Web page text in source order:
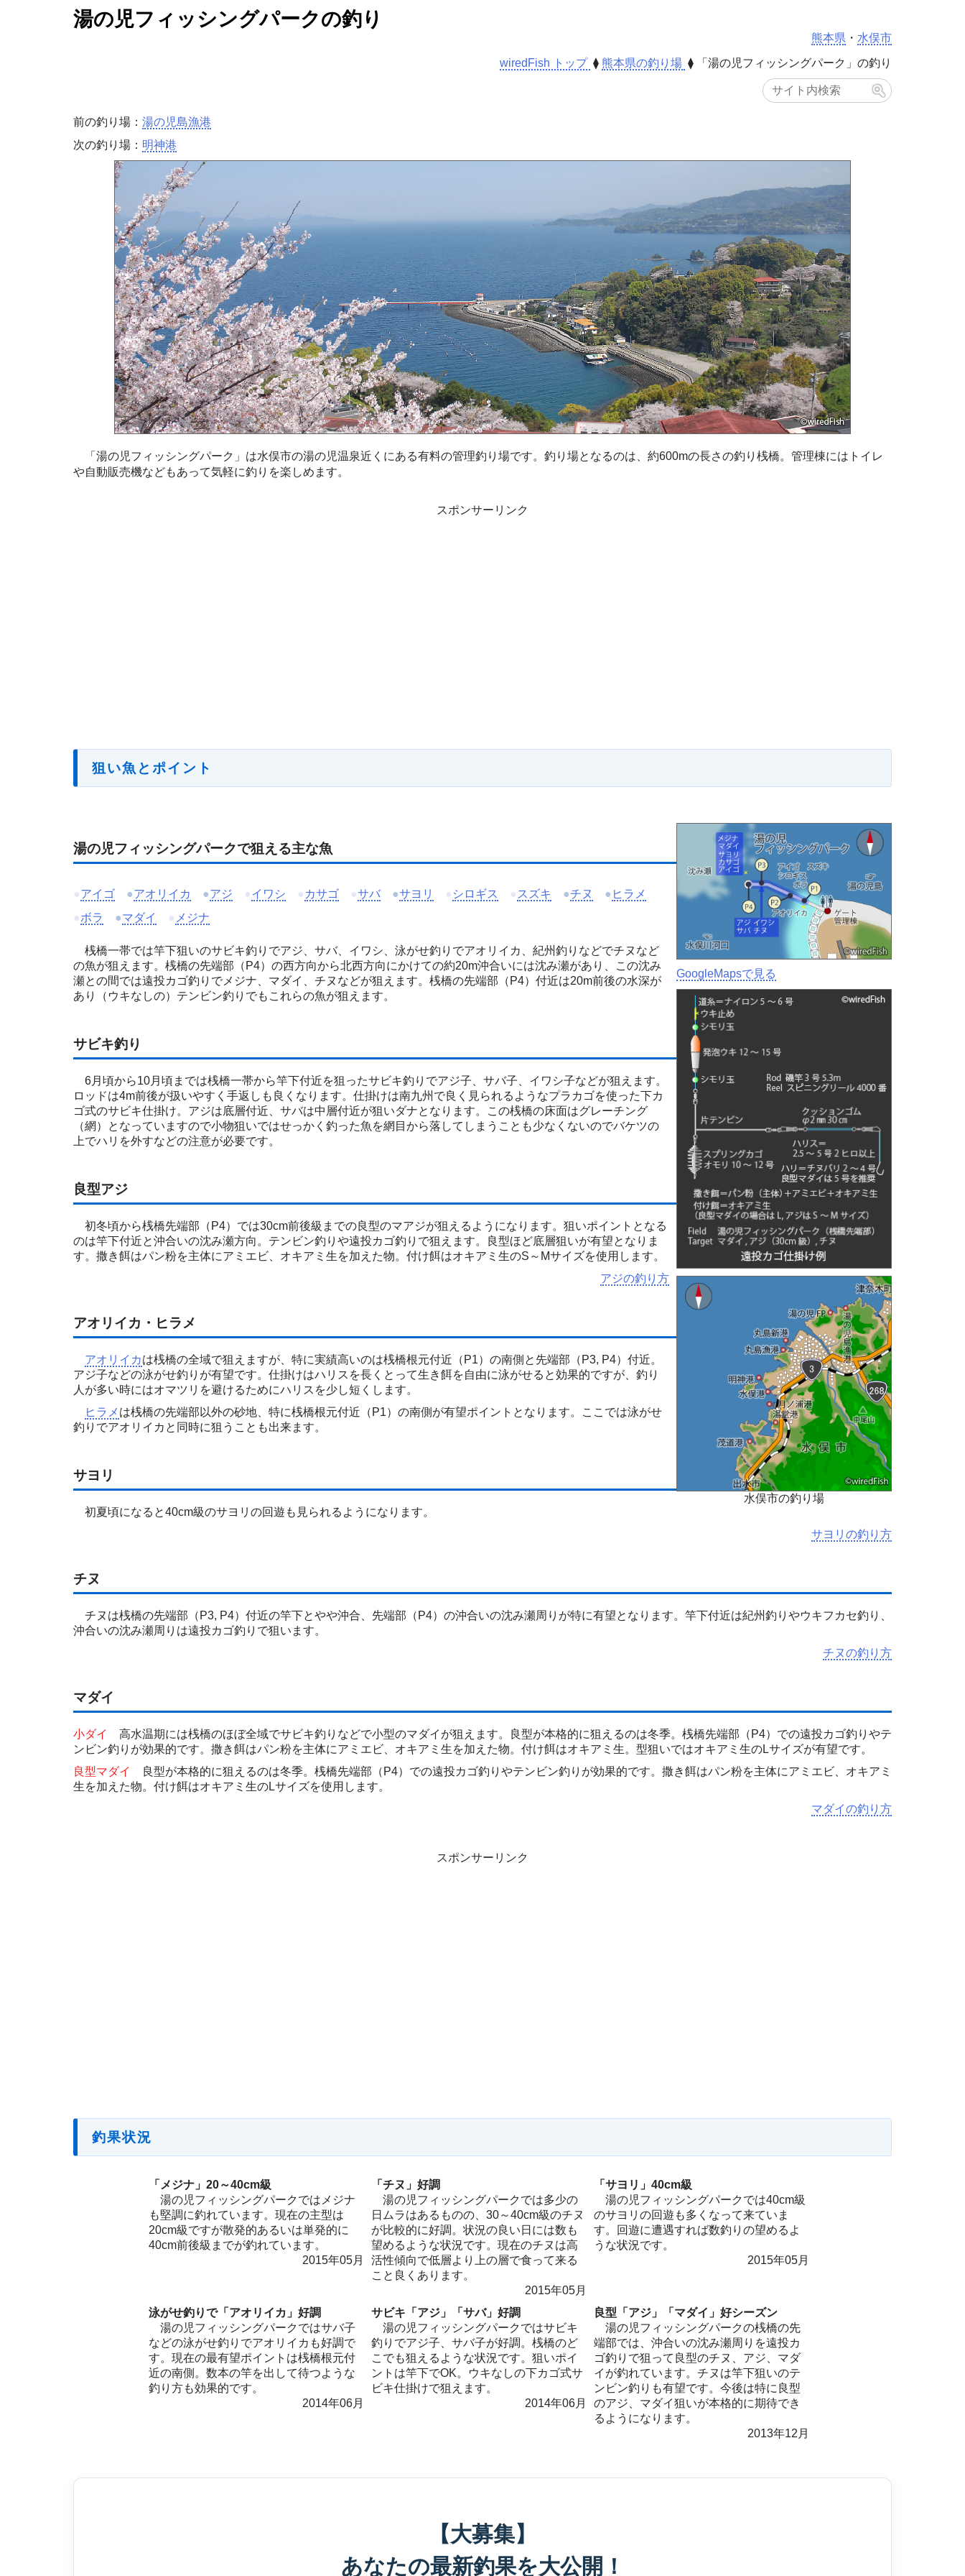
湯の児フィッシングパークの釣り
熊本県 ・ 水俣市
wiredFish トップ ⧫ 熊本県の釣り場 ⧫ 「湯の児フィッシングパーク」の釣り
前の釣り場： 湯の児島漁港
次の釣り場： 明神港
「湯の児フィッシングパーク」は水俣市の湯の児温泉近くにある有料の管理釣り場です。釣り場となるのは、約600mの長さの釣り桟橋。管理棟にはトイレ
や自動販売機などもあって気軽に釣りを楽しめます。
スポンサーリンク
狙い魚とポイント
GoogleMapsで見る
水俣市の釣り場
湯の児フィッシングパークで狙える主な魚
●アイゴ ●アオリイカ ●アジ ●イワシ ● カサゴ ●サバ ●サヨリ ● シロギス ● スズキ ●チヌ ● ヒラメ
●ボラ ●マダイ ● メジナ
桟橋一帯では竿下狙いのサビキ釣りでアジ、サバ、イワシ、泳がせ釣りでアオリイカ、紀州釣りなどでチヌなど
の魚が狙えます。桟橋の先端部（P4）の西方向から北西方向にかけての約20m沖合いには沈み瀬があり、この沈み
瀬との間では遠投カゴ釣りでメジナ、マダイ、チヌなどが狙えます。桟橋の先端部（P4）付近は20m前後の水深が
あり（ウキなしの）テンビン釣りでもこれらの魚が狙えます。
サビキ釣り
6月頃から10月頃までは桟橋一帯から竿下付近を狙ったサビキ釣りでアジ子、サバ子、イワシ子などが狙えます。
ロッドは4m前後が扱いやすく手返しも良くなります。仕掛けは南九州で良く見られるようなプラカゴを使った下カ
ゴ式のサビキ仕掛け。アジは底層付近、サバは中層付近が狙いダナとなります。この桟橋の床面はグレーチング
（網）となっていますので小物狙いではせっかく釣った魚を網目から落してしまうことも少なくないのでバケツの
上でハリを外すなどの注意が必要です。
良型アジ
初冬頃から桟橋先端部（P4）では30cm前後級までの良型のマアジが狙えるようになります。狙いポイントとなる
のは竿下付近と沖合いの沈み瀬方向。テンビン釣りや遠投カゴ釣りで狙えます。良型ほど底層狙いが有望となりま
す。撒き餌はパン粉を主体にアミエビ、オキアミ生を加えた物。付け餌はオキアミ生のS～Mサイズを使用します。
アジの釣り方
アオリイカ・ヒラメ
アオリイカは桟橋の全域で狙えますが、特に実績高いのは桟橋根元付近（P1）の南側と先端部（P3, P4）付近。
アジ子などの泳がせ釣りが有望です。仕掛けはハリスを長くとって生き餌を自由に泳がせると効果的ですが、釣り
人が多い時にはオマツリを避けるためにハリスを少し短くします。
ヒラメ は桟橋の先端部以外の砂地、特に桟橋根元付近（P1）の南側が有望ポイントとなります。ここでは泳がせ
釣りでアオリイカと同時に狙うことも出来ます。
サヨリ
初夏頃になると40cm級のサヨリの回遊も見られるようになります。
サヨリの釣り方
チヌ
チヌは桟橋の先端部（P3, P4）付近の竿下とやや沖合、先端部（P4）の沖合いの沈み瀬周りが特に有望となります。竿下付近は紀州釣りやウキフカセ釣り、
沖合いの沈み瀬周りは遠投カゴ釣りで狙います。
チヌの釣り方
マダイ
小ダイ
高水温期には桟橋のほぼ全域でサビキ釣りなどで小型のマダイが狙えます。良型が本格的に狙えるのは冬季。桟橋先端部（P4）での遠投カゴ釣りやテ
ンビン釣りが効果的です。撒き餌はパン粉を主体にアミエビ、オキアミ生を加えた物。付け餌はオキアミ生。型狙いではオキアミ生のLサイズが有望です。
良型マダイ
良型が本格的に狙えるのは冬季。桟橋先端部（P4）での遠投カゴ釣りやテンビン釣りが効果的です。撒き餌はパン粉を主体にアミエビ、オキアミ
生を加えた物。付け餌はオキアミ生のLサイズを使用します。
マダイの釣り方
スポンサーリンク
釣果状況
「メジナ」20～40cm級
湯の児フィッシングパークではメジナ
も堅調に釣れています。現在の主型は
20cm級ですが散発的あるいは単発的に
40cm前後級までが釣れています。
2015年05月
「チヌ」好調
湯の児フィッシングパークでは多少の
日ムラはあるものの、30～40cm級のチヌ
が比較的に好調。状況の良い日には数も
望めるような状況です。現在のチヌは高
活性傾向で低層より上の層で食って来る
こと良くあります。
2015年05月
「サヨリ」40cm級
湯の児フィッシングパークでは40cm級
のサヨリの回遊も多くなって来ていま
す。回遊に遭遇すれば数釣りの望めるよ
うな状況です。
2015年05月
泳がせ釣りで「アオリイカ」好調
湯の児フィッシングパークではサバ子
などの泳がせ釣りでアオリイカも好調で
す。現在の最有望ポイントは桟橋根元付
近の南側。数本の竿を出して待つような
釣り方も効果的です。
2014年06月
サビキ「アジ」「サバ」好調
湯の児フィッシングパークではサビキ
釣りでアジ子、サバ子が好調。桟橋のど
こでも狙えるような状況です。狙いポイ
ントは竿下でOK。ウキなしの下カゴ式サ
ビキ仕掛けで狙えます。
2014年06月
良型「アジ」「マダイ」好シーズン
湯の児フィッシングパークの桟橋の先
端部では、沖合いの沈み瀬周りを遠投カ
ゴ釣りで狙って良型のチヌ、アジ、マダ
イが釣れています。チヌは竿下狙いのテ
ンビン釣りも有望です。今後は特に良型
のアジ、マダイ狙いが本格的に期待でき
るようになります。
2013年12月
【大募集】
あなたの最新釣果を大公開！